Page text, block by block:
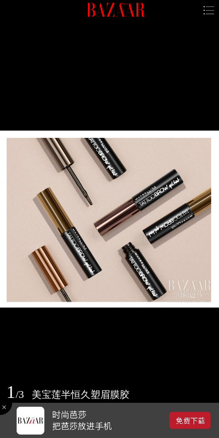
1/3 美宝莲半恒久塑眉膜胶
2017-04-14 18:10
0